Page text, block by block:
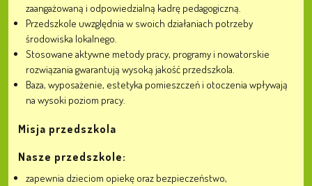
zaangażowaną i odpowiedzialną kadrę pedagogiczną.
Przedszkole uwzględnia w swoich działaniach potrzeby
środowiska lokalnego.
Stosowane aktywne metody pracy, programy i nowatorskie
rozwiązania gwarantują wysoką jakość przedszkola.
Baza, wyposażenie, estetyka pomieszczeń i otoczenia wpływają
na wysoki poziom pracy.
Misja przedszkola
Nasze przedszkole:
zapewnia dzieciom opiekę oraz bezpieczeństwo,